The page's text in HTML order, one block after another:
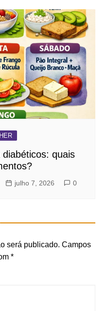
quais
julho 7, 2026 0
será publicado. Campos
*